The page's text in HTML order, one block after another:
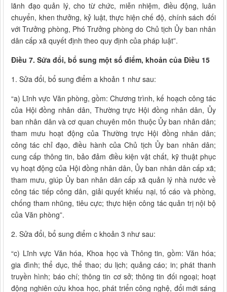
lãnh đạo quản lý, cho từ chức, miễn nhiệm, điều động, luân
chuyển, khen thưởng, kỷ luật, thực hiện chế độ, chính sách đối
với Trưởng phòng, Phó Trưởng phòng do Chủ tịch Ủy ban nhân
dân cấp xã quyết định theo quy định của pháp luật”.
Điều 7. Sửa đổi, bổ sung một số điểm, khoản của Điều 15
1. Sửa đổi, bổ sung điểm a khoản 1 như sau:
“a) Lĩnh vực Văn phòng, gồm: Chương trình, kế hoạch công tác
của Hội đồng nhân dân, Thường trực Hội đồng nhân dân, Ủy
ban nhân dân và cơ quan chuyên môn thuộc Ủy ban nhân dân;
tham mưu hoạt động của Thường trực Hội đồng nhân dân;
công tác chỉ đạo, điều hành của Chủ tịch Ủy ban nhân dân;
cung cấp thông tin, bảo đảm điều kiện vật chất, kỹ thuật phục
vụ hoạt động của Hội đồng nhân dân, Ủy ban nhân dân cấp xã;
tham mưu, giúp Ủy ban nhân dân cấp xã quản lý nhà nước về
công tác tiếp công dân, giải quyết khiếu nại, tố cáo và phòng,
chống tham nhũng, tiêu cực; thực hiện công tác quản trị nội bộ
của Văn phòng”.
2. Sửa đổi, bổ sung điểm c khoản 3 như sau:
“c) Lĩnh vực Văn hóa, Khoa học và Thông tin, gồm: Văn hóa;
gia đình; thể dục, thể thao; du lịch; quảng cáo; in; phát thanh
truyền hình; báo chí; thông tin cơ sở; thông tin đối ngoại; hoạt
động nghiên cứu khoa học, phát triển công nghệ, đổi mới sáng